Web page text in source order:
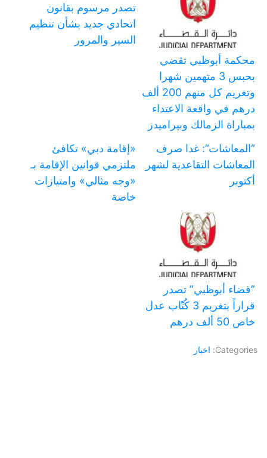
محكمة أبوظبي تقضي
بحبس 3 متهمين شهرا
وتغريم كل منهم 200 ألف
درهم في واقعة الاعتداء
بمباراة الزمالك وبيراميدز
تصدر مرسوم بقانون
اتحادي جديد بشأن تنظيم
السير والمرور
“المعاشات”: غدا صرف
المعاشات التقاعدية لشهر
أكتوبر
«إقامة دبي» تكافئ
ملتزمي قوانين الإقامة بـ
«وجه مثالي» وامتيازات
خاصة
‏”قضاء أبوظبي” تصدر
قراراً بتغريم 3 كُتّاب عدل
خاص 50 ألف درهم
Categories: اخبار